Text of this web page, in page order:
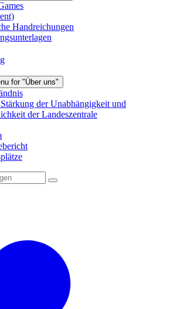
Handreichungen
for "Über uns"
der Unabhängigkeit und
der Landeszentrale